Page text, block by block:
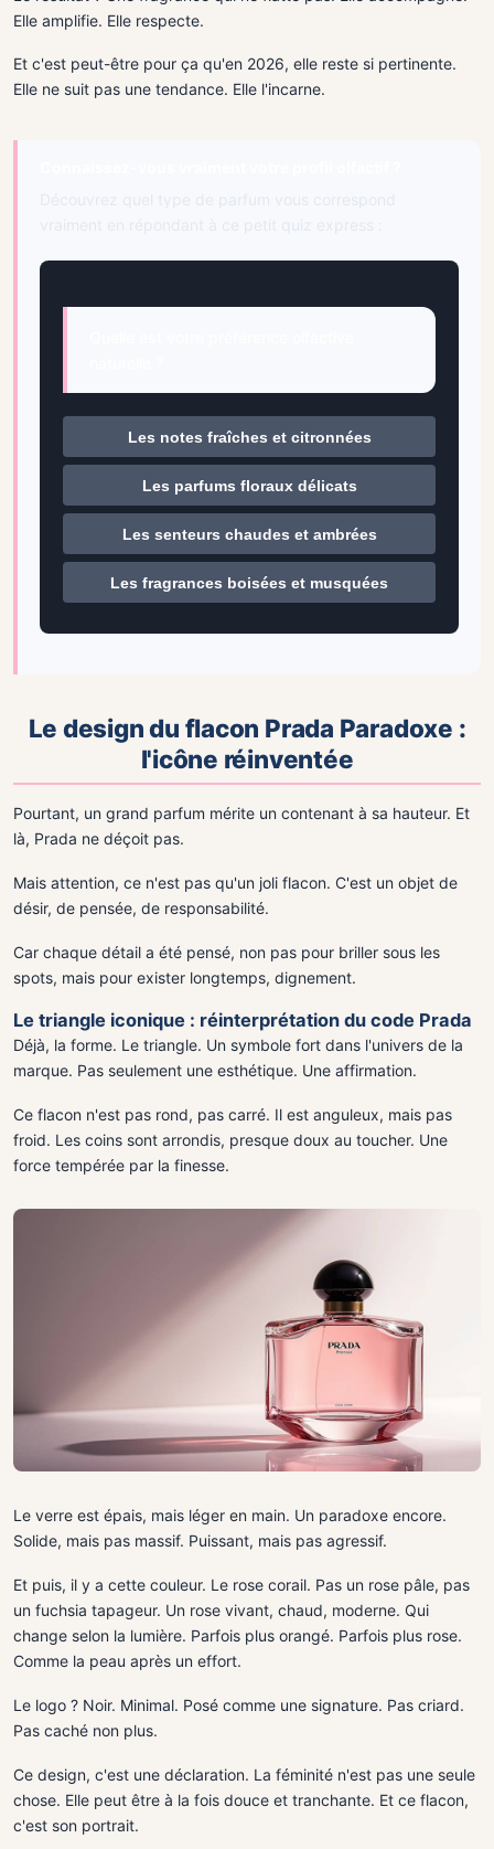
Elle amplifie. Elle respecte.
Et c'est peut-être pour ça qu'en 2026, elle reste si pertinente.
Elle ne suit pas une tendance. Elle l'incarne.
Les notes fraîches et citronnées
Les parfums floraux délicats
Les senteurs chaudes et ambrées
Les fragrances boisées et musquées
Le design du flacon Prada Paradoxe :
l'icône réinventée
Pourtant, un grand parfum mérite un contenant à sa hauteur. Et
là, Prada ne déçoit pas.
Mais attention, ce n'est pas qu'un joli flacon. C'est un objet de
désir, de pensée, de responsabilité.
Car chaque détail a été pensé, non pas pour briller sous les
spots, mais pour exister longtemps, dignement.
Le triangle iconique : réinterprétation du code Prada
Déjà, la forme. Le triangle. Un symbole fort dans l'univers de la
marque. Pas seulement une esthétique. Une affirmation.
Ce flacon n'est pas rond, pas carré. Il est anguleux, mais pas
froid. Les coins sont arrondis, presque doux au toucher. Une
force tempérée par la finesse.
Le verre est épais, mais léger en main. Un paradoxe encore.
Solide, mais pas massif. Puissant, mais pas agressif.
Et puis, il y a cette couleur. Le rose corail. Pas un rose pâle, pas
un fuchsia tapageur. Un rose vivant, chaud, moderne. Qui
change selon la lumière. Parfois plus orangé. Parfois plus rose.
Comme la peau après un effort.
Le logo ? Noir. Minimal. Posé comme une signature. Pas criard.
Pas caché non plus.
Ce design, c'est une déclaration. La féminité n'est pas une seule
chose. Elle peut être à la fois douce et tranchante. Et ce flacon,
c'est son portrait.